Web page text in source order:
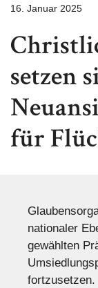
16. Januar 2025
setzen
für
nationaler
gewählten